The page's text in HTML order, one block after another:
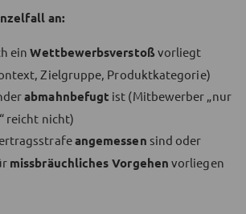
an:
einWettbewerbsverstoßvorliegt
Zielgruppe, Produktkategorie)
abmahnbefugt ist (Mitbewerber „nur
reicht nicht)
angemessen sind oder
missbräuchliches Vorgehen vorliegen